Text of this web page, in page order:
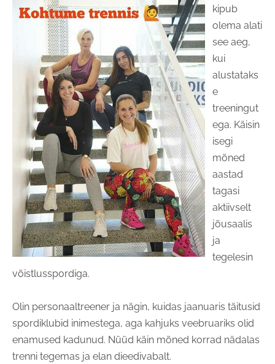
kipub
olema alati
see aeg,
kui
alustataks
e
treeningut
ega. Käisin
isegi
mõned
aastad
tagasi
aktiivselt
jõusaalis
ja
tegelesin
võistlusspordiga.
Olin personaaltreener ja nägin, kuidas jaanuaris täitusid
spordiklubid inimestega, aga kahjuks veebruariks olid
enamused kadunud. Nüüd käin mõned korrad nädalas
trenni tegemas ja elan dieedivabalt.